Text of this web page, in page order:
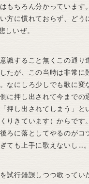
もちろん分かっています
方に慣れておらず、どう
いぜ。
識すること無くこの通り
たが、この当時は非常に
なにしろ少しでも歌に変
に押し出されて今までの
押し出されてしまう」と
りきています）からです
ろに落としてやるのがコ
ても上手に歌えないし…。
試行錯誤しつつ歌ってい